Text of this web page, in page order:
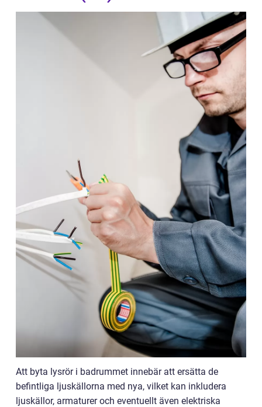
Att byta lysrör i badrummet innebär att ersätta de
befintliga ljuskällorna med nya, vilket kan inkludera
ljuskällor, armaturer och eventuellt även elektriska